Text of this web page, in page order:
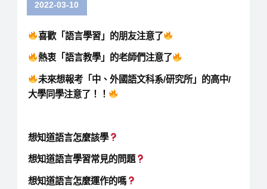
2022-03-10
喜歡「語言學習」的朋友注意了
熱衷「語言教學」的老師們注意了
未來想報考「中、外國語文科系/研究所」的高中/
大學同學注意了！！
想知道語言怎麼該學
想知道語言學習常見的問題
想知道語言怎麼運作的嗎